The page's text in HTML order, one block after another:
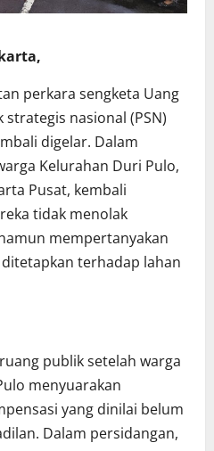
perkara sengketa Uang
strategis nasional (PSN)
digelar. Dalam
Kelurahan Duri Pulo,
Pusat, kembali
tidak menolak
mempertanyakan
terhadap lahan
publik setelah warga
menyuarakan
yang dinilai belum
Dalam persidangan,